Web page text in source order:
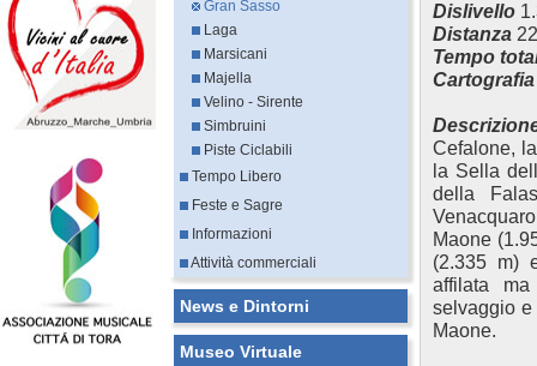
Gran Sasso
Laga
Marsicani
Majella
Velino - Sirente
Simbruini
Piste Ciclabili
Tempo Libero
Feste e Sagre
Informazioni
Attività commerciali
News e Dintorni
Museo Virtuale
Dislivello
Distanza
Tempo
Cartografia
Cefalone,
la Sella
della
Maone
(2.335 m)
affilata
selvaggio e
Maone.